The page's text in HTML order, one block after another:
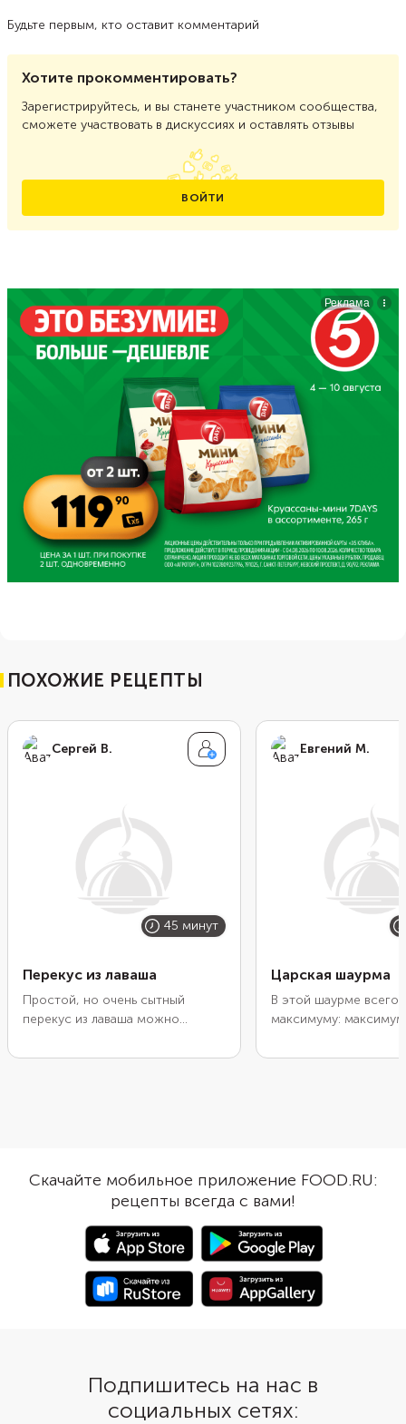
Будьте первым, кто оставит комментарий
Хотите прокомментировать?
Зарегистрируйтесь, и вы станете участником сообщества,
сможете участвовать в дискуссиях и оставлять отзывы
ВОЙТИ
ПОХОЖИЕ РЕЦЕПТЫ
Сергей В.
45 минут
Перекус из лаваша
Простой, но очень сытный
перекус из лаваша можно
вчерашнего шашлыка, сделав его
Приготовьте острый соус с
перцем и майонезом. Заверните
начинку в лаваш и слегка
обжарьте получившиеся
конвертики на сухой сковороде.
В хорошую погоду можно
подогреть перекус на мангале
Евгений М.
Царская шаурма
В этой шаурме всего
максимуму: максимум
сытности. К
измельченных
обжарке она
аппетитной
Скачайте мобильное приложение FOOD.RU:
рецепты всегда с вами!
Подпишитесь на нас в
социальных сетях: